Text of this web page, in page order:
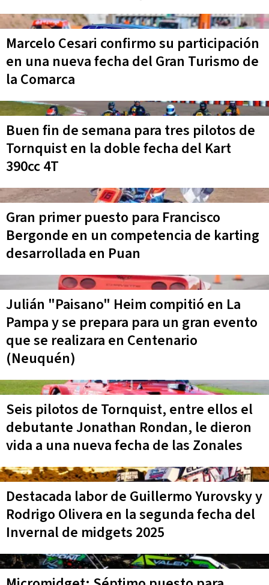
Marcelo Cesari confirmo su participación
en una nueva fecha del Gran Turismo de
la Comarca
Buen fin de semana para tres pilotos de
Tornquist en la doble fecha del Kart
390cc 4T
Gran primer puesto para Francisco
Bergonde en un competencia de karting
desarrollada en Puan
Julián "Paisano" Heim compitió en La
Pampa y se prepara para un gran evento
que se realizara en Centenario
(Neuquén)
Seis pilotos de Tornquist, entre ellos el
debutante Jonathan Rondan, le dieron
vida a una nueva fecha de las Zonales
Destacada labor de Guillermo Yurovsky y
Rodrigo Olivera en la segunda fecha del
Invernal de midgets 2025